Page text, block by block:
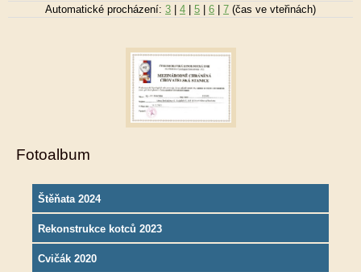
Automatické procházení: 3 | 4 | 5 | 6 | 7 (čas ve vteřinách)
Fotoalbum
Štěňata 2024
Rekonstrukce kotců 2023
Cvičák 2020